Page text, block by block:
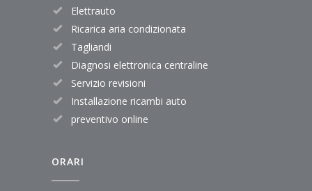
Elettrauto
Ricarica aria condizionata
Tagliandi
Diagnosi elettronica centraline
Servizio revisioni
Installazione ricambi auto
preventivo online
ORARI